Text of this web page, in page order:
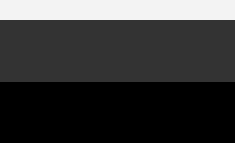
80 à 100 km/h
la basse vallée
le littoral